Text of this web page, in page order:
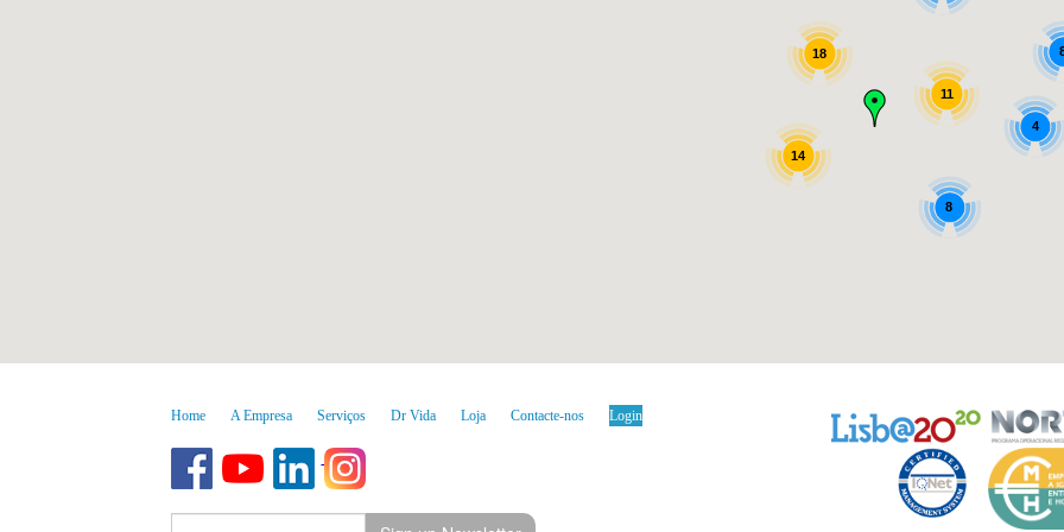
14
18
11
4
8
Home A Empresa Serviços Dr Vida Loja Contacte-nos Login